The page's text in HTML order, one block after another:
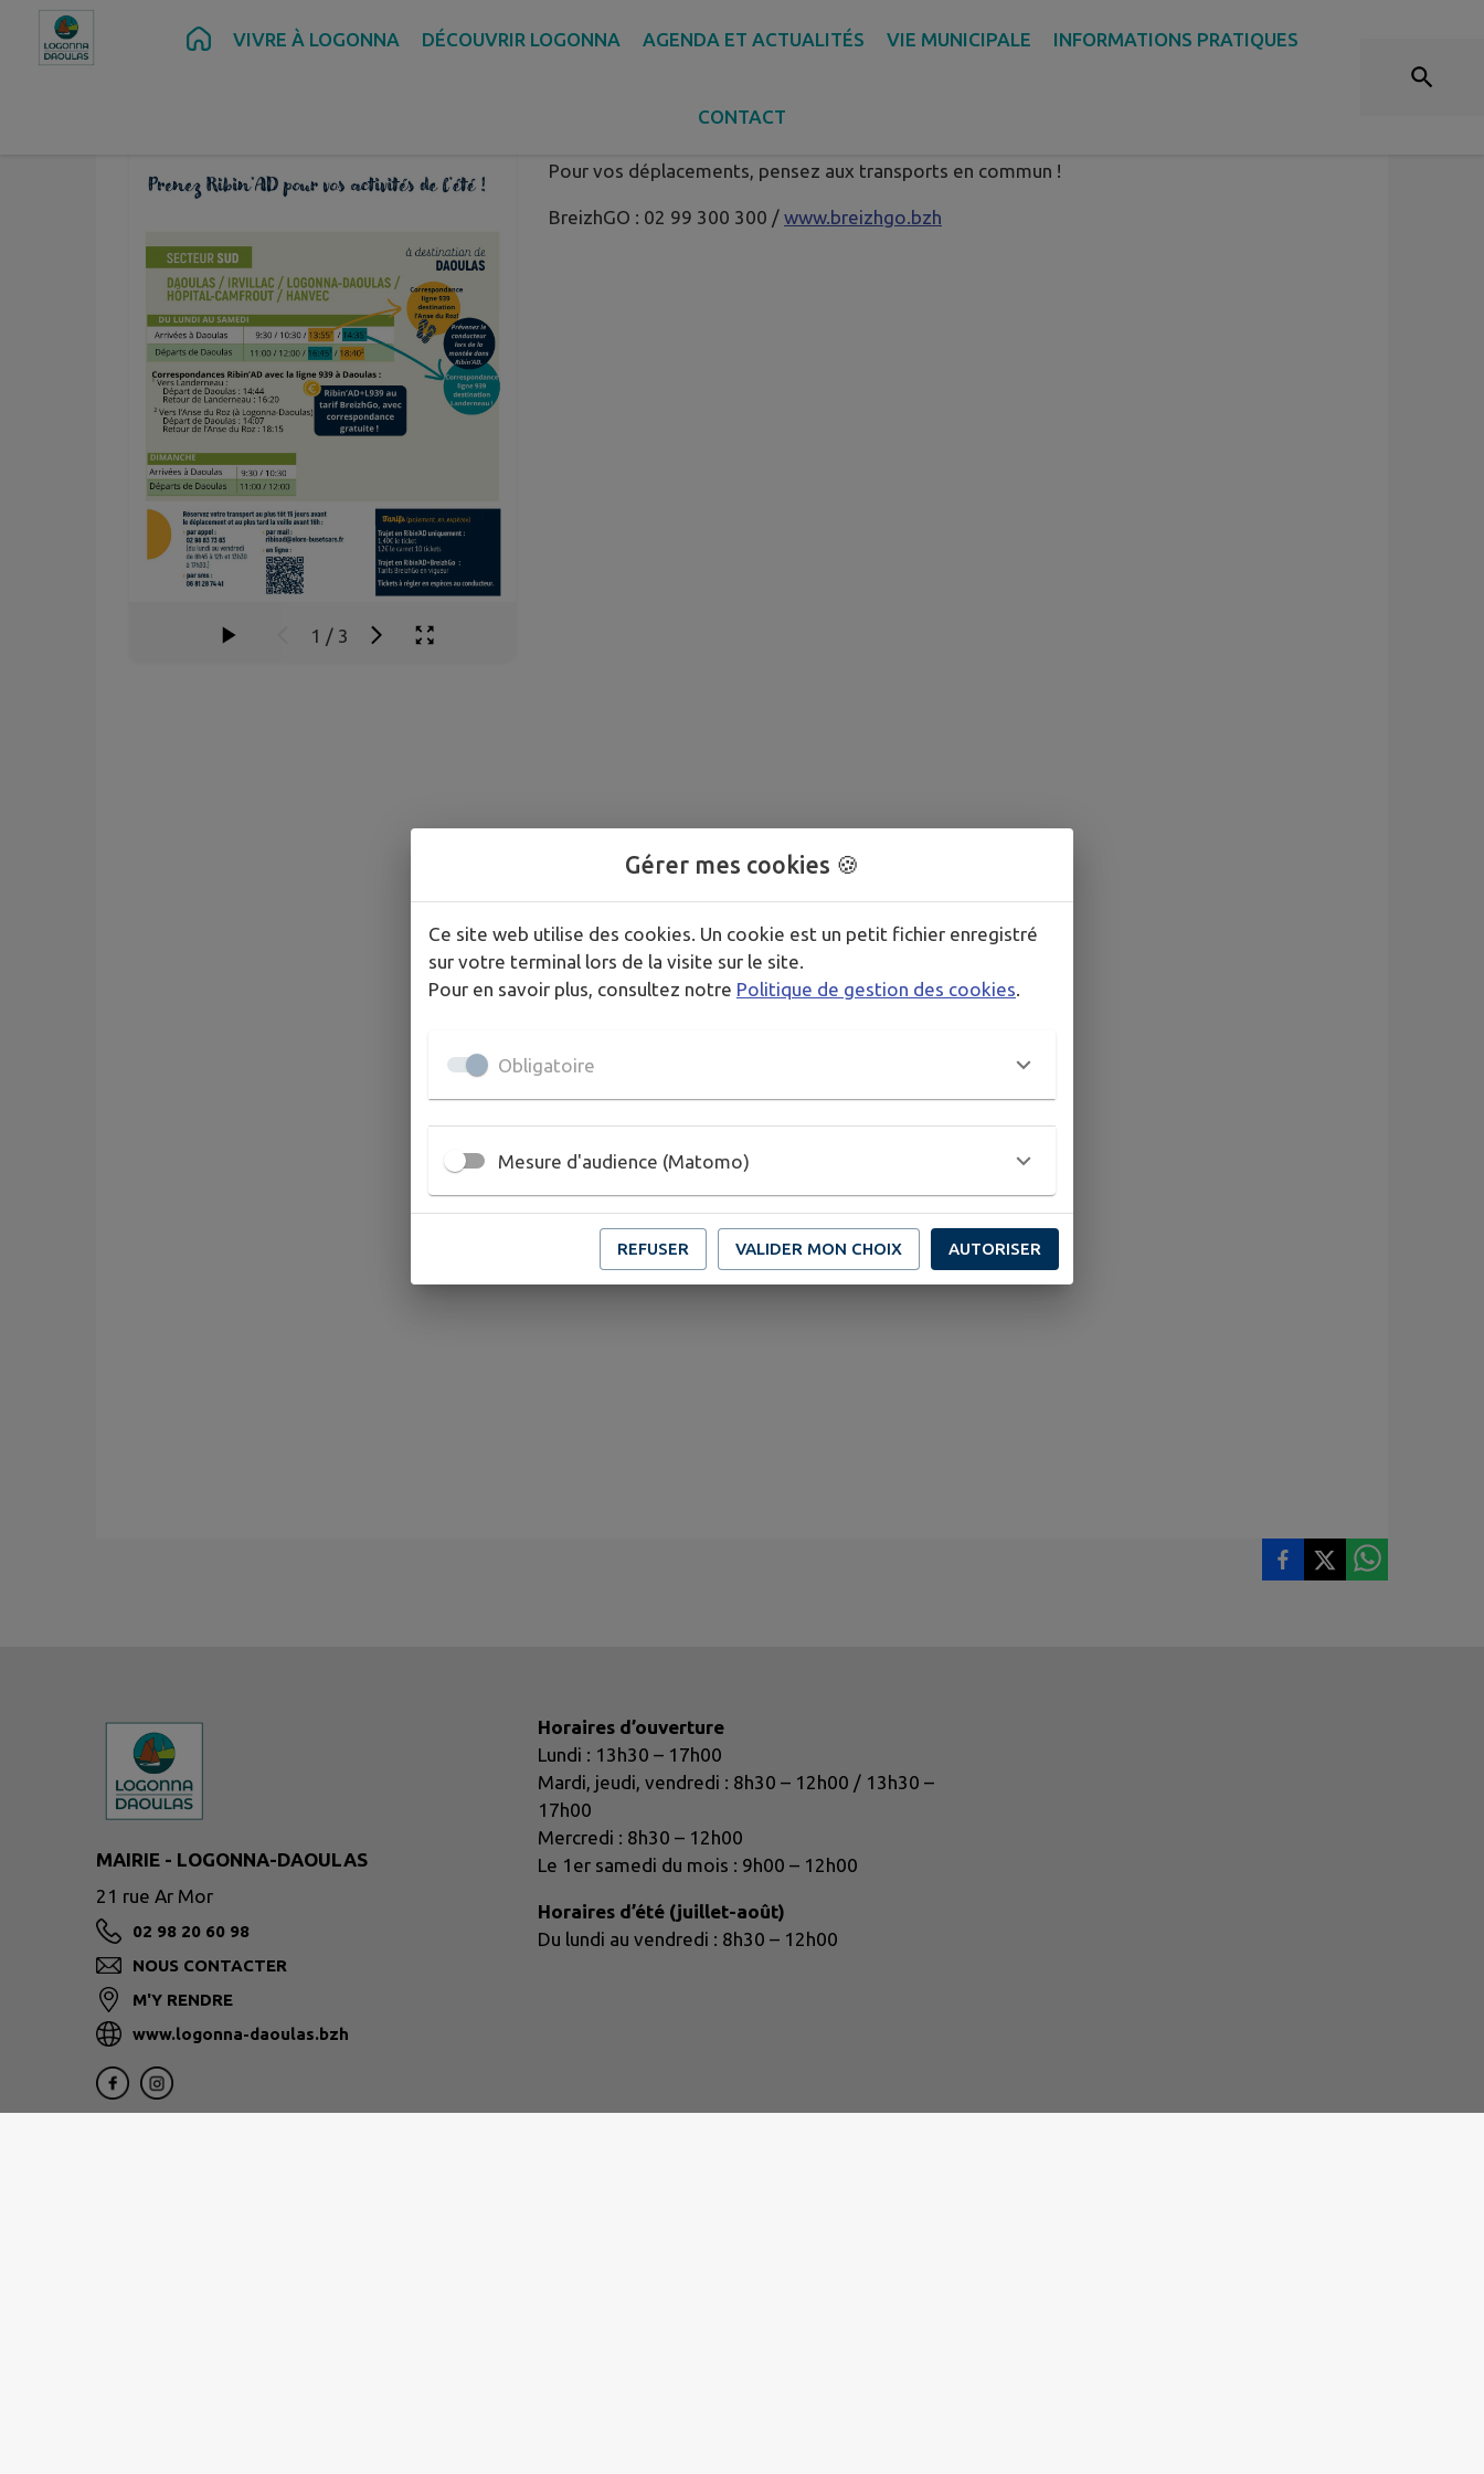
Contenu Recherche Pied de page
VIVRE À LOGONNA DÉCOUVRIR LOGONNA AGENDA ET ACTUALITÉS VIE MUNICIPALE INFORMATIONS PRATIQUES
CONTACT
1 / 3
Publié le mardi 07 juillet 2026 - Logonna-Daoulas
Pour vos déplacements, pensez aux transports en commun !
BreizhGO : 02 99 300 300 / www.breizhgo.bzh
MAIRIE - LOGONNA-DAOULAS
21 rue Ar Mor
02 98 20 60 98
NOUS CONTACTER
M'Y RENDRE
www.logonna-daoulas.bzh
Horaires d’ouverture
Lundi : 13h30 – 17h00
Mardi, jeudi, vendredi : 8h30 – 12h00 / 13h30 –
17h00
Mercredi : 8h30 – 12h00
Le 1er samedi du mois : 9h00 – 12h00
Horaires d’été (juillet-août)
Du lundi au vendredi : 8h30 – 12h00
Gérer mes cookies 🍪
Ce site web utilise des cookies. Un cookie est un petit fichier enregistré
sur votre terminal lors de la visite sur le site.
Pour en savoir plus, consultez notre Politique de gestion des cookies.
Obligatoire
Mesure d'audience (Matomo)
REFUSER VALIDER MON CHOIX AUTORISER